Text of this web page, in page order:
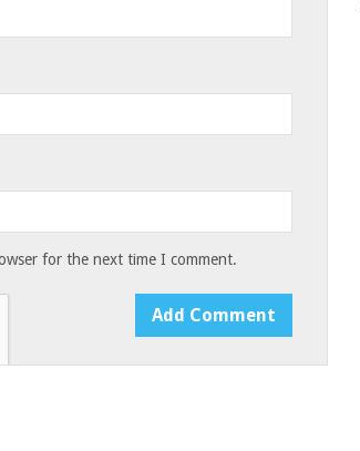
for the next time I comment.